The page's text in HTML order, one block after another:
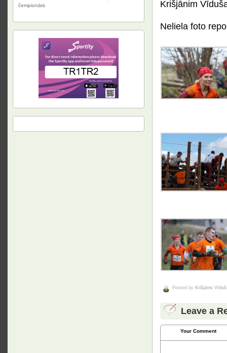
Krišjānim
Neliela foto
Posted by Krišjānis
Leave a
Your Comment
čempionāts